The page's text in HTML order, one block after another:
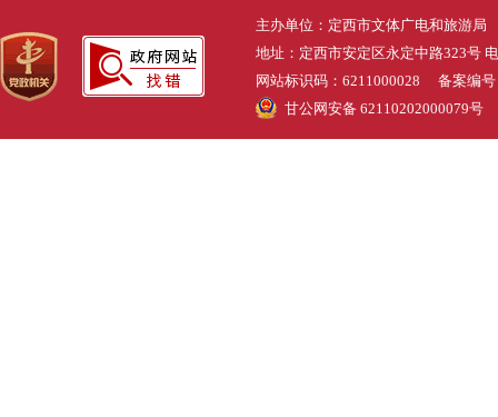
主办单位：定西市文体广电和旅游局
地址：定西市安定区永定中路323号
网站标识码：6211000028 备案编号
甘公网安备 62110202000079号